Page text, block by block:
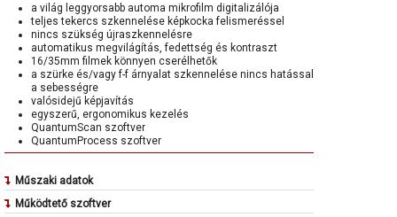
a világ leggyorsabb automa mikrofilm digitalizálója
teljes tekercs szkennelése képkocka felismeréssel
nincs szükség újraszkennelésre
automatikus megvilágítás, fedettség és kontraszt
16/35mm filmek könnyen cserélhetők
a szürke és/vagy f-f árnyalat szkennelése nincs hatással
a sebességre
valósidejű képjavítás
egyszerű, ergonomikus kezelés
QuantumScan szoftver
QuantumProcess szoftver
Műszaki adatok
Felbontás:100 - 600 ppi
Működtető szoftver